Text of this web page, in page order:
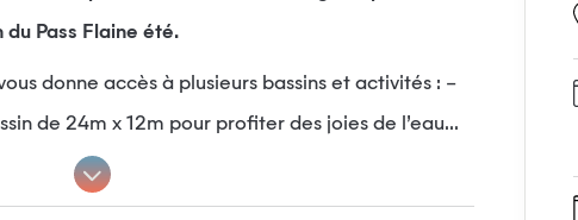
Pass Flaine été.
donne accès à plusieurs bassins et activités : –
de 24m x 12m pour profiter des joies de l’eau...